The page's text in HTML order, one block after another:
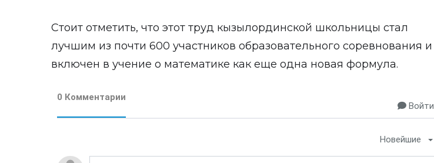
Стоит отметить, что этот труд кызылординской школьницы стал
лучшим из почти 600 участников образовательного соревнования и
включен в учение о математике как еще одна новая формула.
0 Комментарии
Войти
Новейшие